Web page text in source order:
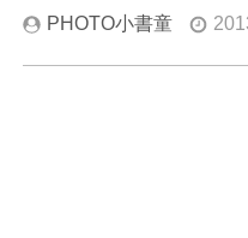
PHOTO小書童